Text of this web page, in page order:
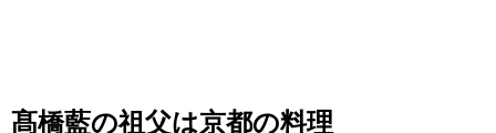
髙橋藍の祖父は京都の料理